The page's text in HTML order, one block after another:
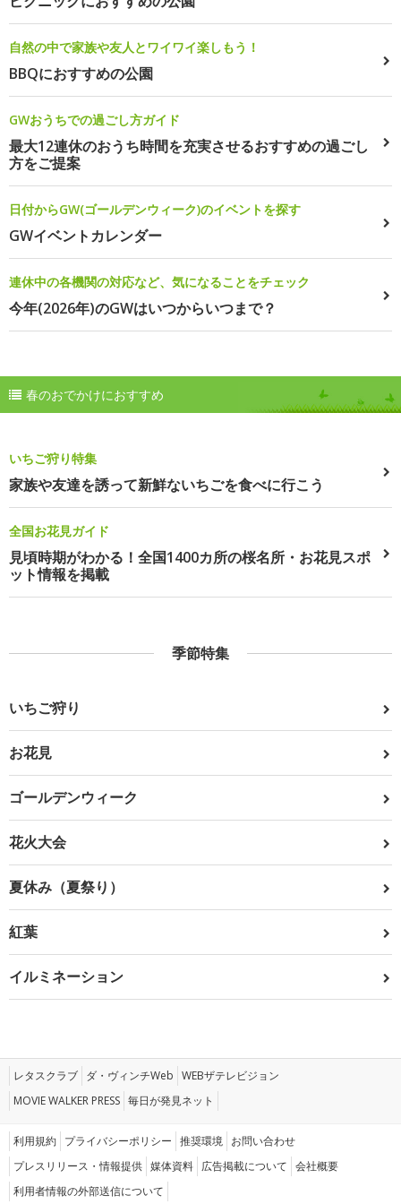
自然の中で家族や友人とワイワイ楽しもう！
BBQにおすすめの公園
GWおうちでの過ごし方ガイド
最大12連休のおうち時間を充実させるおすすめの過ごし
方をご提案
日付からGW(ゴールデンウィーク)のイベントを探す
GWイベントカレンダー
連休中の各機関の対応など、気になることをチェック
今年(2026年)のGWはいつからいつまで？
春のおでかけにおすすめ
いちご狩り特集
家族や友達を誘って新鮮ないちごを食べに行こう
全国お花見ガイド
見頃時期がわかる！全国1400カ所の桜名所・お花見スポ
ット情報を掲載
季節特集
いちご狩り
お花見
ゴールデンウィーク
花火大会
夏休み（夏祭り）
紅葉
イルミネーション
レタスクラブ ダ・ヴィンチWeb WEBザテレビジョン
MOVIE WALKER PRESS 毎日が発見ネット
利用規約 プライバシーポリシー 推奨環境 お問い合わせ
プレスリリース・情報提供 媒体資料 広告掲載について 会社概要
利用者情報の外部送信について